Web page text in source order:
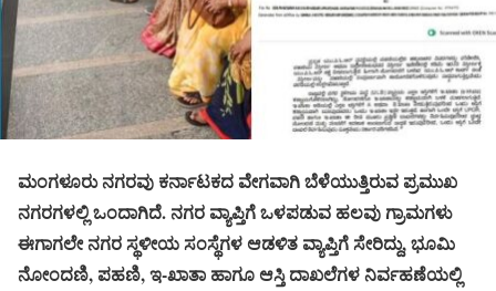
ಮಂಗಳೂರು ನಗರವು ಕರ್ನಾಟಕದ ವೇಗವಾಗಿ ಬೆಳೆಯುತ್ತಿರುವ ಪ್ರಮುಖ
ನಗರಗಳಲ್ಲಿ ಒಂದಾಗಿದೆ. ನಗರ ವ್ಯಾಪ್ತಿಗೆ ಒಳಪಡುವ ಹಲವು ಗ್ರಾಮಗಳು
ಈಗಾಗಲೇ ನಗರ ಸ್ಥಳೀಯ ಸಂಸ್ಥೆಗಳ ಆಡಳಿತ ವ್ಯಾಪ್ತಿಗೆ ಸೇರಿದ್ದು, ಭೂಮಿ
ನೋಂದಣಿ, ಪಹಣಿ, ಇ-ಖಾತಾ ಹಾಗೂ ಆಸ್ತಿ ದಾಖಲೆಗಳ ನಿರ್ವಹಣೆಯಲ್ಲಿ